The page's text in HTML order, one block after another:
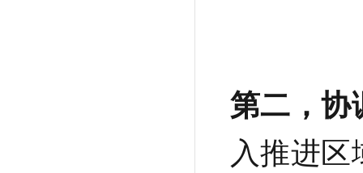
第二，协
入推进